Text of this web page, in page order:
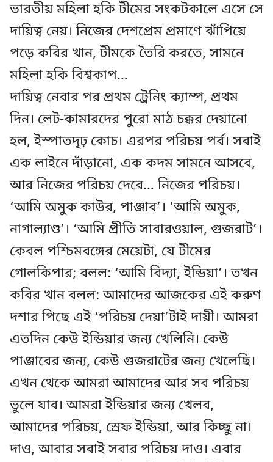
ভারতীয় মহিলা হকি টীমের সংকটকালে এসে সে
দায়িত্ব নেয়। নিজের দেশপ্রেম প্রমাণে ঝাঁপিয়ে
পড়ে কবির খান, টীমকে তৈরি করতে, সামনে
মহিলা হকি বিশ্বকাপ…
দায়িত্ব নেবার পর প্রথম ট্রেনিং ক্যাম্প, প্রথম
দিন। লেট-কামারদের পুরো মাঠ চক্কর দেয়ানো
হল, ইস্পাতদৃঢ় কোচ। এরপর পরিচয় পর্ব। সবাই
এক লাইনে দাঁড়ানো, এক কদম সামনে আসবে,
আর নিজের পরিচয় দেবে… নিজের পরিচয়।
‘আমি অমুক কাউর, পাঞ্জাব’। ‘আমি অমুক,
নাগাল্যাণ্ড’। ‘আমি প্রীতি সাবারওয়াল, গুজরাট’।
কেবল পশ্চিমবঙ্গের মেয়েটা, যে টীমের
গোলকিপার; বলল: ‘আমি বিদ্যা, ইন্ডিয়া’। তখন
কবির খান বলল: আমাদের আজকের এই করুণ
দশার পিছে এই ‘পরিচয় দেয়া’টাই দায়ী। আমরা
এতদিন কেউ ইন্ডিয়ার জন্য খেলিনি। কেউ
পাঞ্জাবের জন্য, কেউ গুজরাটের জন্য খেলেছি।
এখন থেকে আমরা আমাদের আর সব পরিচয়
ভুলে যাব। আমরা ইন্ডিয়ার জন্য খেলব,
আমাদের পরিচয়, স্রেফ ইন্ডিয়া, আর কিচ্ছু না।
দাও, আবার সবাই সবার পরিচয় দাও। এবার